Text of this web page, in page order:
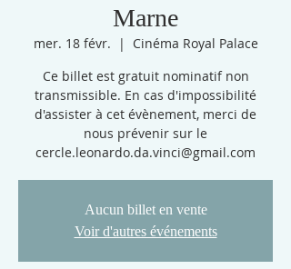
Marne
mer. 18 févr.
  |
Cinéma Royal Palace
Ce billet est gratuit nominatif non
transmissible. En cas d'impossibilité
d'assister à cet évènement, merci de
nous prévenir sur le
cercle.leonardo.da.vinci@gmail.com
Aucun billet en vente
Voir d'autres événements